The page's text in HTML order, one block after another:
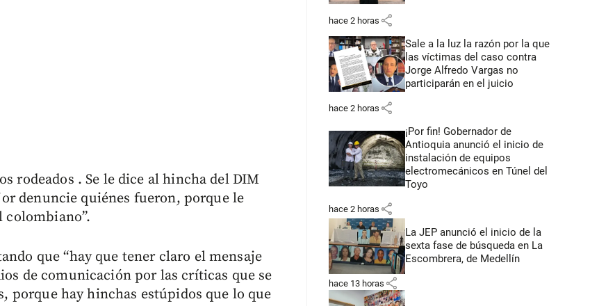
rodeados . Se le dice al hincha del DIM
denuncie quiénes fueron, porque le
que “hay que tener claro el mensaje
de comunicación por las críticas que se
porque hay hinchas estúpidos que lo que
hace 2 horas share
Sale a la luz la razón por la que
las víctimas del caso contra
Jorge Alfredo Vargas no
participarán en el juicio
hace 2 horas share
¡Por fin! Gobernador de
Antioquia anunció el inicio de
instalación de equipos
electromecánicos en Túnel del
Toyo
hace 2 horas share
La JEP anunció el inicio de la
sexta fase de búsqueda en La
Escombrera, de Medellín
hace 13 horas share